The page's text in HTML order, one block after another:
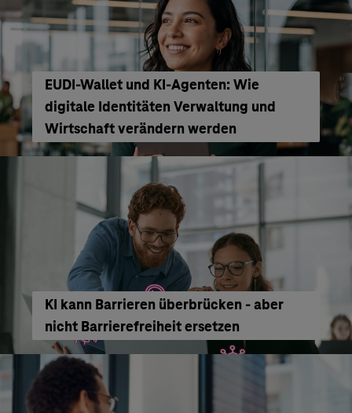
EUDI-Wallet und KI-Agenten: Wie
digitale Identitäten Verwaltung und
Wirtschaft verändern werden
KI kann Barrieren überbrücken - aber
nicht Barrierefreiheit ersetzen